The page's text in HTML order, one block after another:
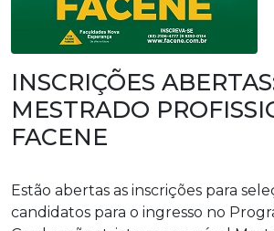
INSCRIÇÕES
MESTRADO
FACENE
Estão abertas as inscrições para
candidatos para o ingresso no